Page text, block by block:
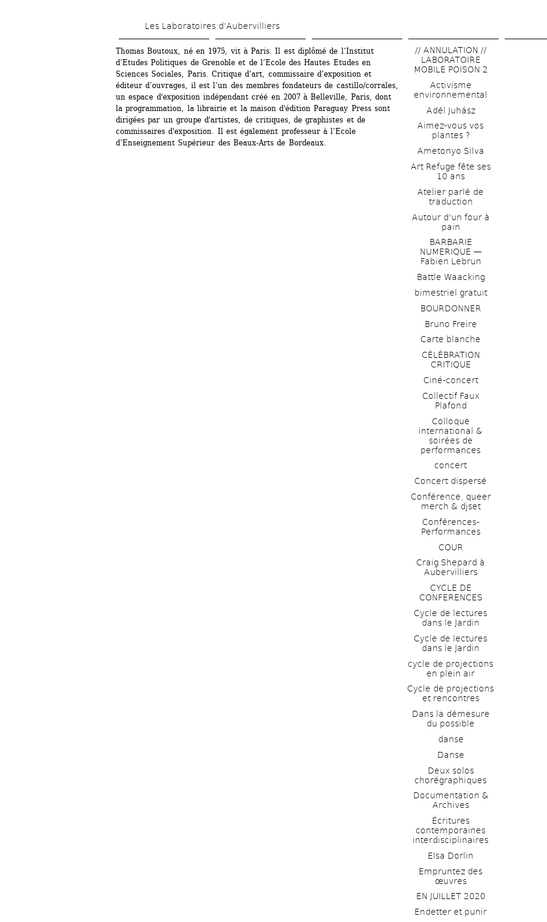
contenu
principal
Les Laboratoires d’Aubervilliers
Thomas Boutoux, né en 1975, vit à Paris. Il est diplômé de l’Institut
d’Etudes Politiques de Grenoble et de l’Ecole des Hautes Etudes en
Sciences Sociales, Paris. Critique d’art, commissaire d’exposition et
éditeur d’ouvrages, il est l’un des membres fondateurs de castillo/corrales,
un espace d'exposition indépendant créé en 2007 à Belleville, Paris, dont
la programmation, la librairie et la maison d'édition Paraguay Press sont
dirigées par un groupe d'artistes, de critiques, de graphistes et de
commissaires d'exposition. Il est également professeur à l’Ecole
d’Enseignement Supérieur des Beaux-Arts de Bordeaux.
// ANNULATION //
LABORATOIRE
MOBILE POISON 2
Activisme
environnemental
Adél Juhász
Aimez-vous vos
plantes ?
Ametonyo Silva
Art Refuge fête ses
10 ans
Atelier parlé de
traduction
Autour d'un four à
pain
BARBARIE
NUMERIQUE —
Fabien Lebrun
Battle Waacking
bimestriel gratuit
BOURDONNER
Bruno Freire
Carte blanche
CÉLÉBRATION
CRITIQUE
Ciné-concert
Collectif Faux
Plafond
Colloque
international &
soirées de
performances
concert
Concert dispersé
Conférence, queer
merch & djset
Conférences-
Performances
COUR
Craig Shepard à
Aubervilliers
CYCLE DE
CONFERENCES
Cycle de lectures
dans le Jardin
Cycle de lectures
dans le Jardin
cycle de projections
en plein air
Cycle de projections
et rencontres
Dans la démesure
du possible
danse
Danse
Deux solos
chorégraphiques
Documentation &
Archives
Écritures
contemporaines
interdisciplinaires
Elsa Dorlin
Empruntez des
œuvres
EN JUILLET 2020
Endetter et punir